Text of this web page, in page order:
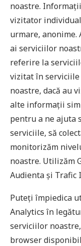
noastre.
vizitator
urmare,
ai serviciilor
referire la
vizitat în serviciile
noastre, dacă au
alte informații
pentru a ne ajuta
serviciile, să
monitorizăm
noastre. Utilizăm
Audienta și Trafic
Puteți împiedica
Analytics în
serviciilor
browser